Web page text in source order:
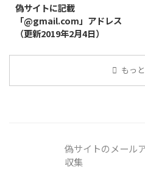
偽サイトに記載
「@gmail.com」アドレス
（更新2019年2月4日）
もっ
偽サイトのメール
収集